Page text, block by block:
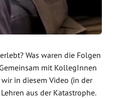
Was waren die Folgen
mit KollegInnen
in diesem Video (in der
aus der Katastrophe.